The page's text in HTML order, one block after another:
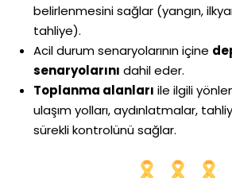
belirlenmesini sağlar (yangın,
tahliye).
Acil durum senaryolarının içine
senaryolarını dahil eder.
Toplanma alanları ile ilgili
ulaşım yolları, aydınlatmalar,
sürekli kontrolünü sağlar.